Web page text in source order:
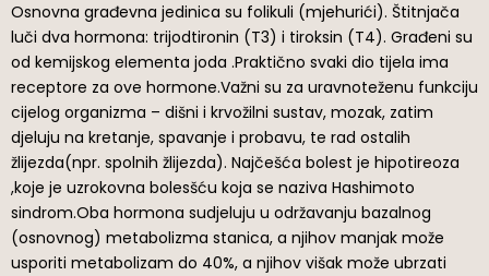
Osnovna građevna jedinica su folikuli (mjehurići). Štitnjača
luči dva hormona: trijodtironin (T3) i tiroksin (T4). Građeni su
od kemijskog elementa joda .Praktično svaki dio tijela ima
receptore za ove hormone.Važni su za uravnoteženu funkciju
cijelog organizma – dišni i krvožilni sustav, mozak, zatim
djeluju na kretanje, spavanje i probavu, te rad ostalih
žlijezda(npr. spolnih žlijezda). Najčešća bolest je hipotireoza
,koje je uzrokovna bolesšću koja se naziva Hashimoto
sindrom.Oba hormona sudjeluju u održavanju bazalnog
(osnovnog) metabolizma stanica, a njihov manjak može
usporiti metabolizam do 40%, a njihov višak može ubrzati